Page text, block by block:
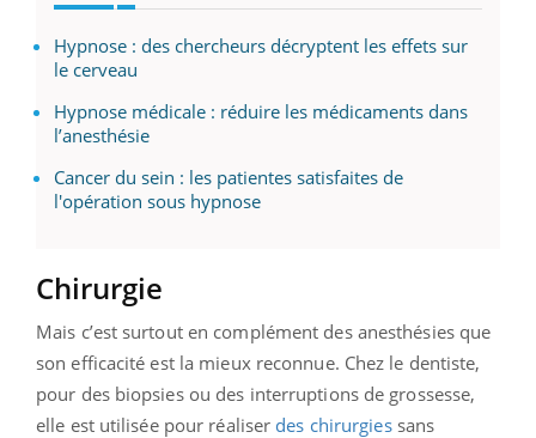
Hypnose : des chercheurs décryptent les effets sur
le cerveau
Hypnose médicale : réduire les médicaments dans
l’anesthésie
Cancer du sein : les patientes satisfaites de
l'opération sous hypnose
Chirurgie
Mais c’est surtout en complément des anesthésies que
son efficacité est la mieux reconnue. Chez le dentiste,
pour des biopsies ou des interruptions de grossesse,
elle est utilisée pour réaliser des chirurgies sans